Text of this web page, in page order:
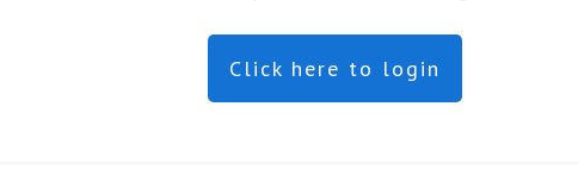
Click here to login